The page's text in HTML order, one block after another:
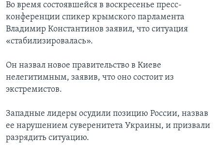
Во время состоявшейся в воскресенье пресс-
конференции спикер крымского парламента
Владимир Константинов заявил, что ситуация
«стабилизировалась».
Он назвал новое правительство в Киеве
нелегитимным, заявив, что оно состоит из
экстремистов.
Западные лидеры осудили позицию России, назвав
ее нарушением суверенитета Украины, и призвали
разрядить ситуацию.